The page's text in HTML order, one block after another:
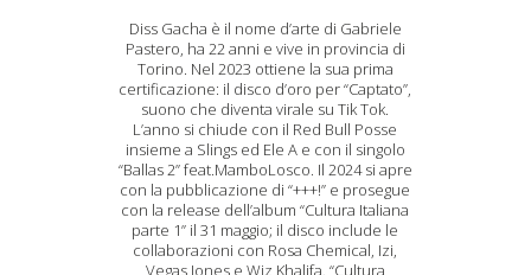
Diss Gacha è il nome d’arte di Gabriele
Pastero, ha 22 anni e vive in provincia di
Torino. Nel 2023 ottiene la sua prima
certificazione: il disco d’oro per “Captato”,
suono che diventa virale su Tik Tok.
L’anno si chiude con il Red Bull Posse
insieme a Slings ed Ele A e con il singolo
“Ballas 2” feat.MamboLosco. Il 2024 si apre
con la pubblicazione di “+++!” e prosegue
con la release dell’album “Cultura Italiana
parte 1” il 31 maggio; il disco include le
collaborazioni con Rosa Chemical, Izi,
Vegas Jones e Wiz Khalifa. “Cultura